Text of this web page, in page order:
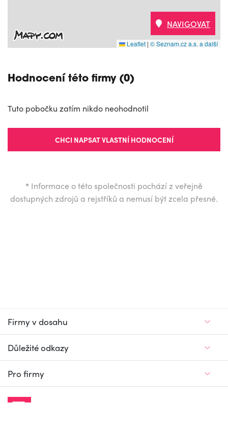
Leaflet | © Seznam.cz a.s. a další
NAVIGOVAT
Hodnocení této firmy (0)
Tuto pobočku zatím nikdo neohodnotil
CHCI NAPSAT VLASTNÍ HODNOCENÍ
* Informace o této společnosti pochází z veřejně
dostupných zdrojů a rejstříků a nemusí být zcela přesné.
Firmy v dosahu
Důležité odkazy
Pro firmy